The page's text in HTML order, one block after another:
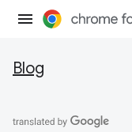
Blog